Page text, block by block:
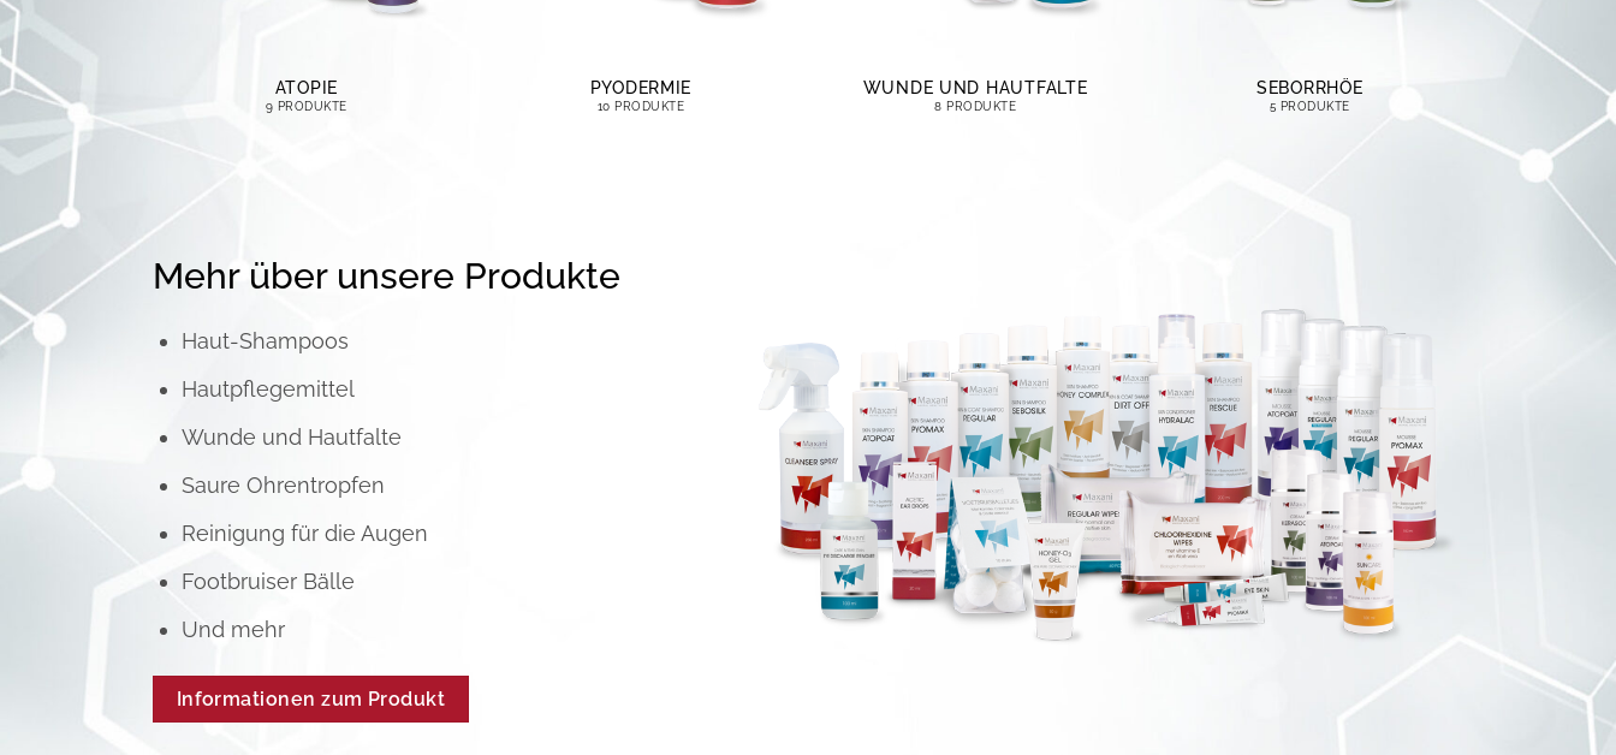
ATOPIE
9 PRODUKTE
PYODERMIE
10 PRODUKTE
WUNDE UND HAUTFALTE
8 PRODUKTE
SEBORRHÖE
5 PRODUKTE
Mehr über unsere Produkte
Haut-Shampoos
Hautpflegemittel
Wunde und Hautfalte
Saure Ohrentropfen
Reinigung für die Augen
Footbruiser Bälle
Und mehr
Informationen zum Produkt